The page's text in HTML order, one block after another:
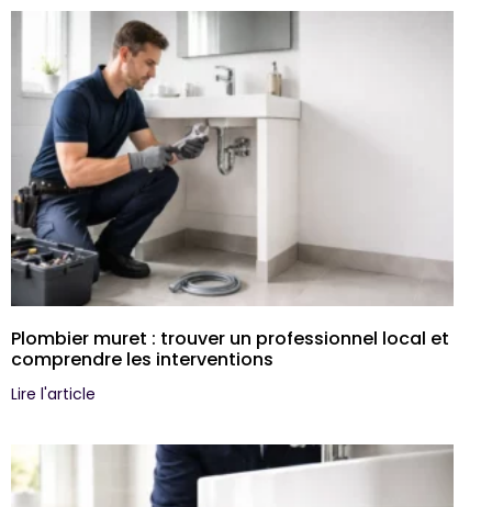
Plombier muret : trouver un professionnel local et
comprendre les interventions
Lire l'article